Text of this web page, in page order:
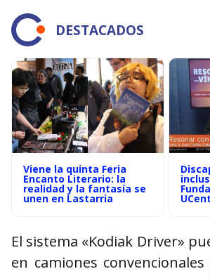
DESTACADOS
Viene la quinta Feria
Encanto Literario: la
realidad y la fantasía se
unen en Lastarria
El sistema «Kodiak Driver»
en camiones